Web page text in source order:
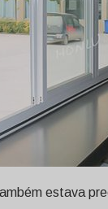
estava